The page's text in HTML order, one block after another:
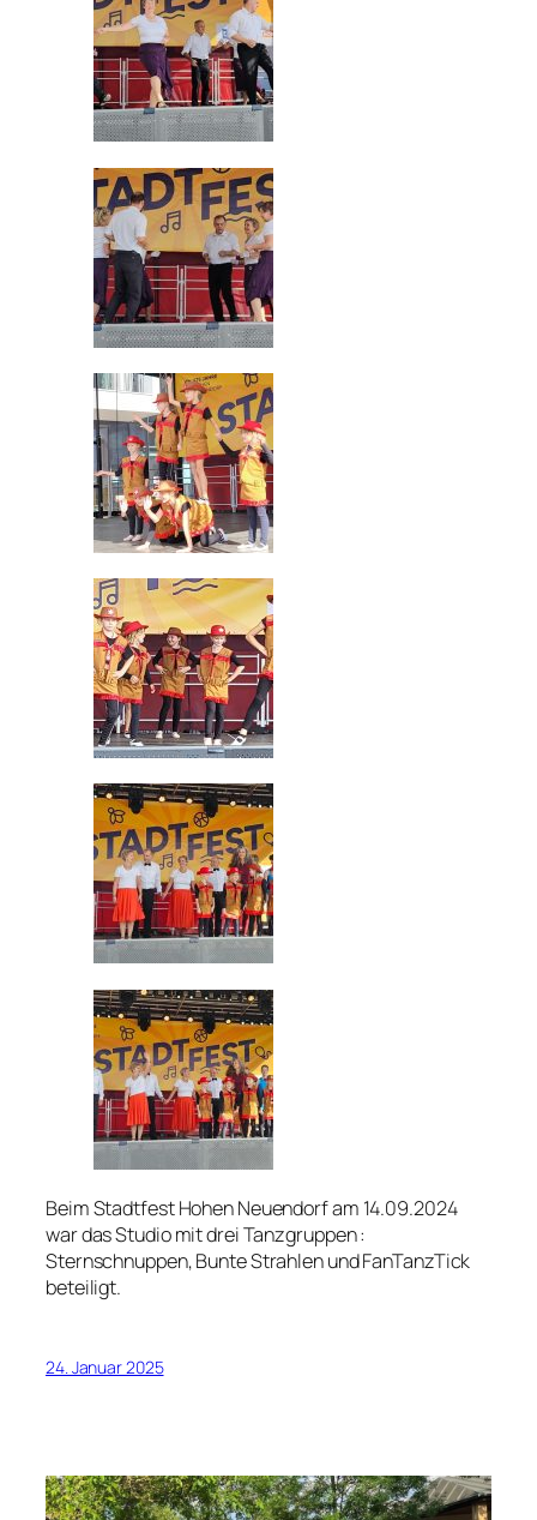
Beim Stadtfest Hohen Neuendorf am 14.09.2024
war das Studio mit drei Tanzgruppen :
Sternschnuppen, Bunte Strahlen und FanTanzTick
beteiligt.
24. Januar 2025